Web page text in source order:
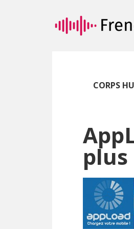
au
contenu
la
CORPS
plus